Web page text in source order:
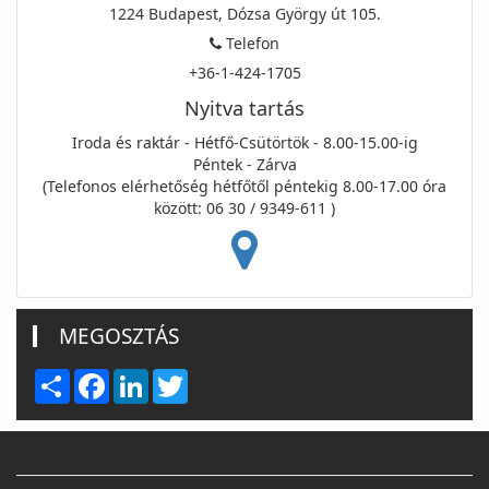
1224 Budapest, Dózsa György út 105.
Telefon
+36-1-424-1705
Nyitva tartás
Iroda és raktár - Hétfő-Csütörtök - 8.00-15.00-ig
Péntek - Zárva
(Telefonos elérhetőség hétfőtől péntekig 8.00-17.00 óra
között: 06 30 / 9349-611 )
MEGOSZTÁS
Share FacebookLinkedIn